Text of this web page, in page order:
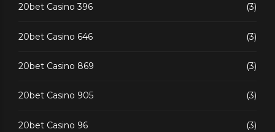
20bet Casino 396 (3)
20bet Casino 646 (3)
20bet Casino 869 (3)
20bet Casino 905 (3)
20bet Casino 96 (3)